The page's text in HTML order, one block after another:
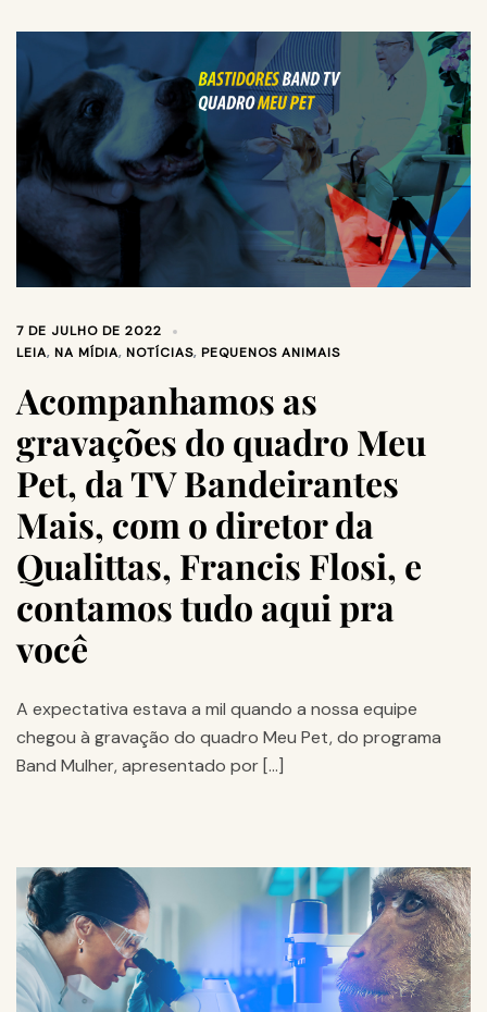
7 DE JULHO DE 2022
LEIA, NA MÍDIA, NOTÍCIAS, PEQUENOS ANIMAIS
Acompanhamos as
gravações do quadro Meu
Pet, da TV Bandeirantes
Mais, com o diretor da
Qualittas, Francis Flosi, e
contamos tudo aqui pra
você
A expectativa estava a mil quando a nossa equipe
chegou à gravação do quadro Meu Pet, do programa
Band Mulher, apresentado por […]